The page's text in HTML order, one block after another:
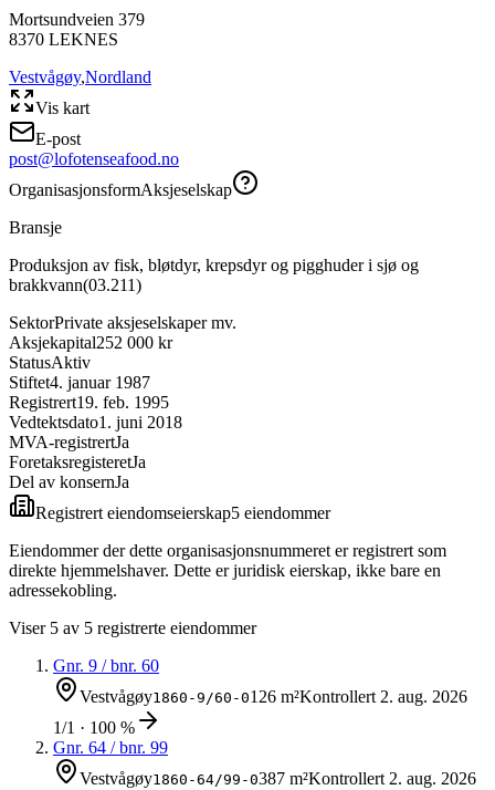
Mortsundveien 379
8370 LEKNES
Vestvågøy,Nordland
Vis kart
E-post
post@lofotenseafood.no
OrganisasjonsformAksjeselskap
Bransje
Produksjon av fisk, bløtdyr, krepsdyr og pigghuder i sjø og
brakkvann(03.211)
SektorPrivate aksjeselskaper mv.
Aksjekapital252 000 kr
StatusAktiv
Stiftet4. januar 1987
Registrert19. feb. 1995
Vedtektsdato1. juni 2018
MVA-registrertJa
ForetaksregisteretJa
Del av konsernJa
Registrert eiendomseierskap5 eiendommer
Eiendommer der dette organisasjonsnummeret er registrert som
direkte hjemmelshaver. Dette er juridisk eierskap, ikke bare en
adressekobling.
Viser 5 av 5 registrerte eiendommer
Gnr. 9 / bnr. 60
Vestvågøy1860-9/60-0126 m²Kontrollert 2. aug. 2026
1/1 · 100 %
Gnr. 64 / bnr. 99
Vestvågøy1860-64/99-0387 m²Kontrollert 2. aug. 2026